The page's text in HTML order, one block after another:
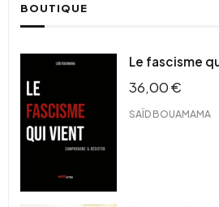
BOUTIQUE
Le fascisme
36,00€
SAÏD BOUAMAMA